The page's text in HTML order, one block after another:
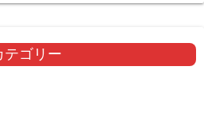
テゴリー